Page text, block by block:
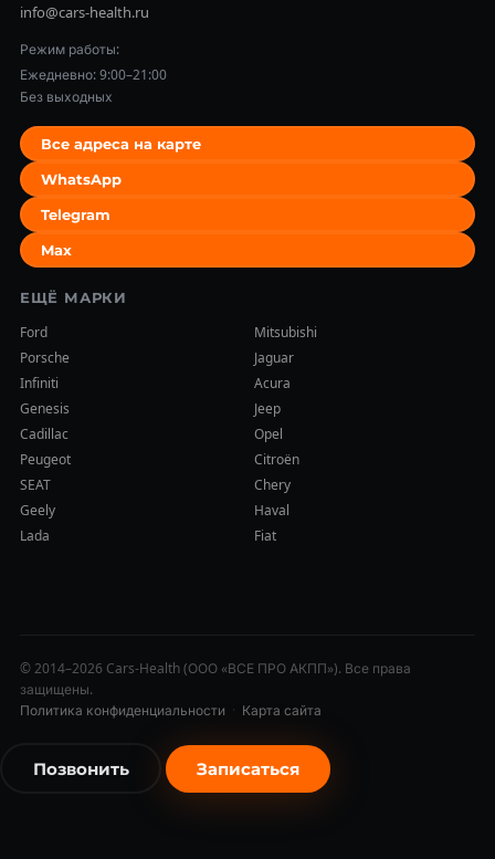
info@cars-health.ru
Режим работы:
Ежедневно: 9:00–21:00
Без выходных
Все адреса на карте
WhatsApp
Telegram
Max
ЕЩЁ МАРКИ
Ford
Mitsubishi
Porsche
Jaguar
Infiniti
Acura
Genesis
Jeep
Cadillac
Opel
Peugeot
Citroën
SEAT
Chery
Geely
Haval
Lada
Fiat
© 2014–2026 Cars-Health (ООО «ВСЕ ПРО АКПП»). Все права
защищены.
Политика конфиденциальности · Карта сайта
Позвонить Записаться